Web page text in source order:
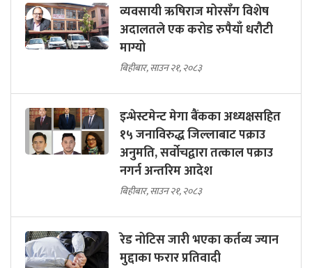
व्यवसायी ऋषिराज मोरसँग विशेष
अदालतले एक करोड रुपैयाँ धरौटी
माग्यो
बिहीबार, साउन २१, २०८३
इन्भेस्टमेन्ट मेगा बैंकका अध्यक्षसहित
१५ जनाविरुद्ध जिल्लाबाट पक्राउ
अनुमति, सर्वोचद्वारा तत्काल पक्राउ
नगर्न अन्तरिम आदेश
बिहीबार, साउन २१, २०८३
रेड नोटिस जारी भएका कर्तव्य ज्यान
मुद्दाका फरार प्रतिवादी